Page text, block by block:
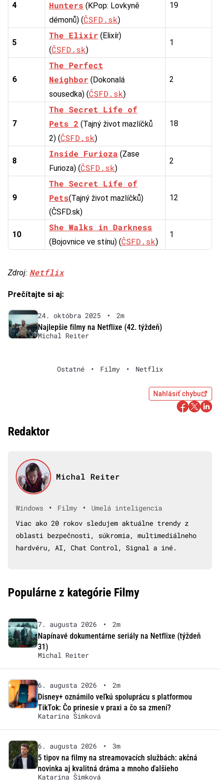
4 Hunters (KPop: Lovkyně
démonů) (ČSFD.sk)
19
5
The Elixir (Elixír)
(ČSFD.sk)
1
6
The Perfect
Neighbor (Dokonalá
sousedka) (ČSFD.sk)
2
7
The Secret Life of
Pets 2 (Tajný život mazlíčků
2) (ČSFD.sk)
18
8
Inside Furioza (Zase
Furioza) (ČSFD.sk)
2
9
The Secret Life of
Pets(Tajný život mazlíčků)
(ČSFD.sk)
12
10
She Walks in Darkness
(Bojovnice ve stínu) (ČSFD.sk)
1
Zdroj: Netflix
Prečítajte si aj:
24. októbra 2025 •
2m
Najlepšie filmy na Netflixe (42. týždeň)
Michal Reiter
Ostatné • Filmy • Netflix
Nahlásiť chybu
Redaktor
Michal Reiter
Windows • Filmy •
Umelá inteligencia
Viac ako 20 rokov sledujem aktuálne trendy z
oblasti bezpečnosti, súkromia, multimediálneho
hardvéru, AI, Chat Control, Signal a iné.
Populárne z kategórie Filmy
7. augusta 2026 •
2m
Napínavé dokumentárne seriály na Netflixe (týždeň
31)
Michal Reiter
6. augusta 2026 •
2m
Disney+ oznámilo veľkú spoluprácu s platformou
TikTok: Čo prinesie v praxi a čo sa zmení?
Katarína Šimková
6. augusta 2026 •
3m
5 tipov na filmy na streamovacích službách: akčná
novinka aj kvalitná dráma a mnoho ďalšieho
Katarína Šimková